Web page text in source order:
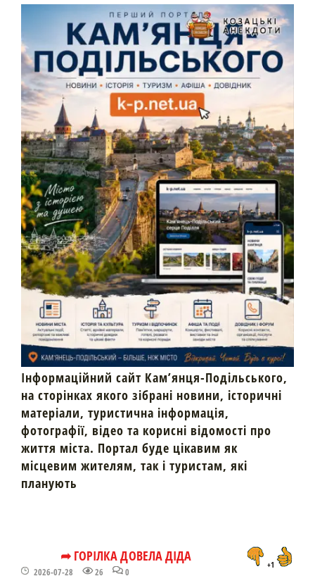
Інформаційний сайт Кам’янця-Подільського,
на сторінках якого зібрані новини, історичні
матеріали, туристична інформація,
фотографії, відео та корисні відомості про
життя міста. Портал буде цікавим як
місцевим жителям, так і туристам, які
планують
➦ ГОРІЛКА ДОВЕЛА ДІДА
2026-07-28 26 0
+1